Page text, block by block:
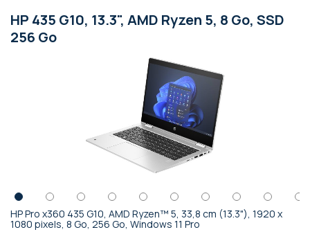
HP 435 G10, 13.3", AMD Ryzen 5, 8 Go, SSD
256 Go
HP Pro x360 435 G10, AMD Ryzen™ 5, 33,8 cm (13.3"), 1920 x
1080 pixels, 8 Go, 256 Go, Windows 11 Pro
Passer